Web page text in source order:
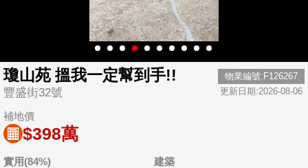
瓊山苑 搵我一定幫到手!!
豐盛街32號
物業編號:F126267
更新日期:2026-08-06
補地價
$398萬
實用(84%) 建築